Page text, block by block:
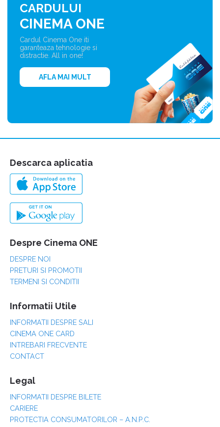
CARDULUI
CINEMA ONE
Cardul Cinema One iti
garanteaza tehnologie si
distractie. All in one!
AFLA MAI MULT
Descarca aplicatia
Despre Cinema ONE
DESPRE NOI
PRETURI SI PROMOTII
TERMENI SI CONDITII
Informatii Utile
INFORMATII DESPRE SALI
CINEMA ONE CARD
INTREBARI FRECVENTE
CONTACT
Legal
INFORMATII DESPRE BILETE
CARIERE
PROTECTIA CONSUMATORILOR – A.N.P.C.